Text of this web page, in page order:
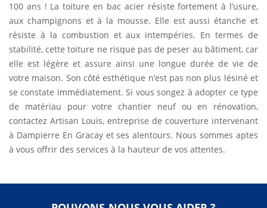
100 ans ! La toiture en bac acier résiste fortement à l’usure,
aux champignons et à la mousse. Elle est aussi étanche et
résiste à la combustion et aux intempéries. En termes de
stabilité, cette toiture ne risque pas de peser au bâtiment, car
elle est légère et assure ainsi une longue durée de vie de
votre maison. Son côté esthétique n’est pas non plus lésiné et
se constate immédiatement. Si vous songez à adopter ce type
de matériau pour votre chantier neuf ou en rénovation,
contactez Artisan Louis, entreprise de couverture intervenant
à Dampierre En Gracay et ses alentours. Nous sommes aptes
à vous offrir des services à la hauteur de vos attentes.